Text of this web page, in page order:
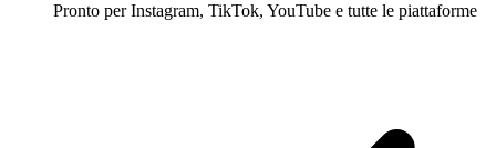
Pronto per Instagram, TikTok, YouTube e tutte le piattaforme